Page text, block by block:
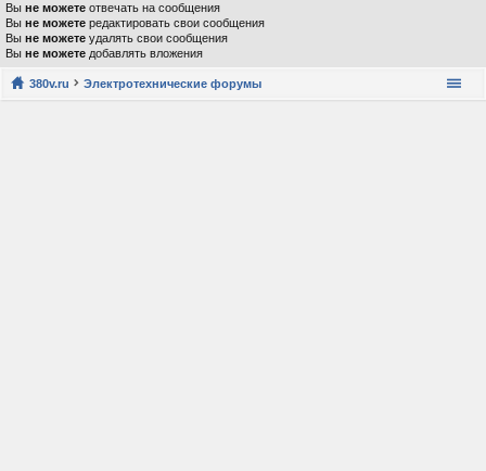
Вы не можете отвечать на сообщения
Вы не можете редактировать свои сообщения
Вы не можете удалять свои сообщения
Вы не можете добавлять вложения
380v.ru Электротехнические форумы